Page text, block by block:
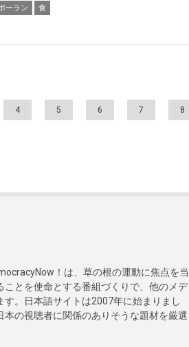
ーラン 食
4 5 6 7 8
！は、草の根の運動に焦点を当
とを使命とする番組づくりで、他のメデ
。日本語サイトは2007年に始まりまし
の視聴者に関係のありそうな題材を厳選